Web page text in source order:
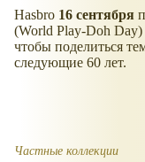
Hasbro 16 сентября
(World Play-Doh Day)
чтобы поделиться
следующие 60 лет.
Частные коллекции